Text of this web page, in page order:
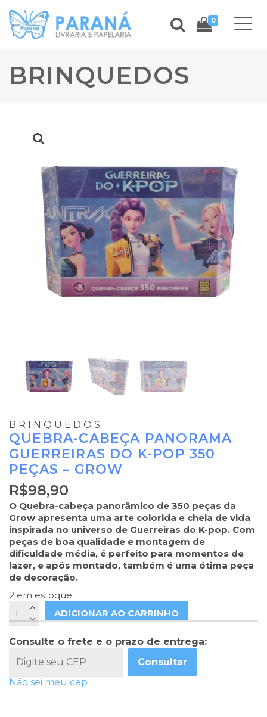
0
BRINQUEDOS
BRINQUEDOS
QUEBRA-CABEÇA PANORAMA
GUERREIRAS DO K-POP 350
PEÇAS – GROW
R$98,90
O Quebra-cabeça panorâmico de 350 peças da
Grow apresenta uma arte colorida e cheia de vida
inspirada no universo de Guerreiras do K-pop. Com
peças de boa qualidade e montagem de
dificuldade média, é perfeito para momentos de
lazer, e após montado, também é uma ótima peça
de decoração.
2 em estoque
ADICIONAR AO CARRINHO
Consulte o frete e o prazo de entrega:
Consultar
Não sei meu cep